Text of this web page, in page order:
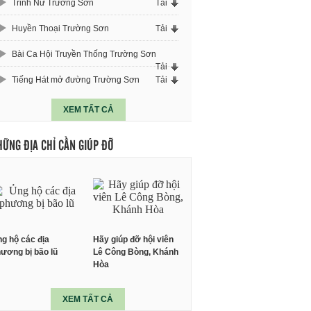
Trinh Nữ Trường Sơn Tải
Huyền Thoại Trường Sơn Tải
Bài Ca Hội Truyền Thống Trường Sơn
Tải
Tiếng Hát mở đường Trường Sơn
Tải
XEM TẤT CẢ
ĐỊA CHỈ CẦN GIÚP ĐỠ
hộ các địa
bị bão lũ
Hãy giúp đỡ hội viên
Lê Công Bòng, Khánh
Hòa
XEM TẤT CẢ